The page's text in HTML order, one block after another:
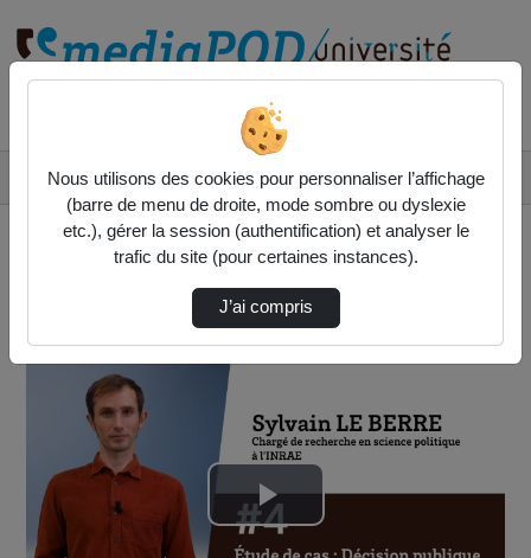
Étude De Cas : #4 L'Enjeu Des Matières Premi…
Ecoles doctorales
Lire
Nous utilisons des cookies pour personnaliser l’affichage
(barre de menu de droite, mode sombre ou dyslexie
etc.), gérer la session (authentification) et analyser le
trafic du site (pour certaines instances).
J’ai compris